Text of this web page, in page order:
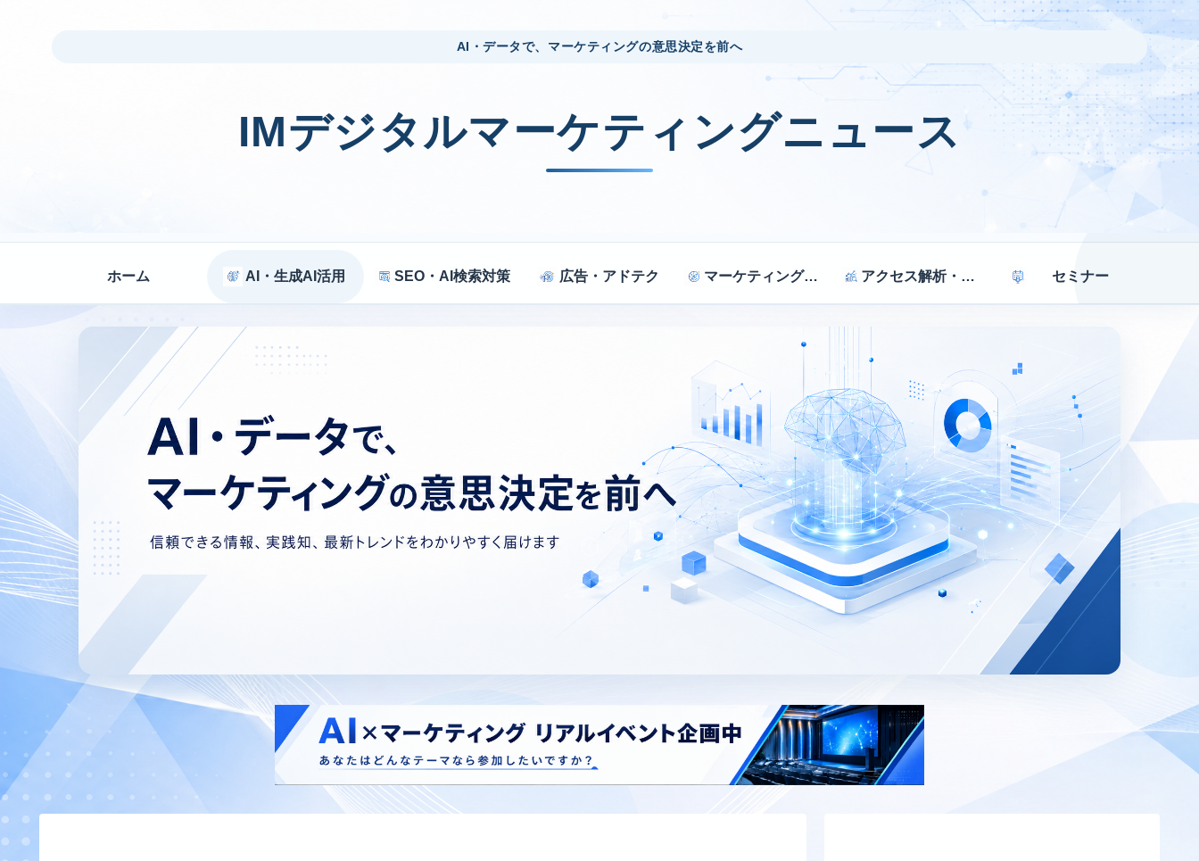
AI・データで、マーケティングの意思決定を前へ
IMデジタルマーケティングニュース
ホーム AI・生成AI活用 SEO・AI検索対策 広告・アドテク マーケティング戦略 アクセス解析・効果測定 セミナー